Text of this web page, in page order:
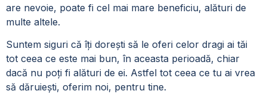
are nevoie, poate fi cel mai mare beneficiu, alături de
multe altele.
Suntem siguri că îți dorești să le oferi celor dragi ai tăi
tot ceea ce este mai bun, în aceasta perioadă, chiar
dacă nu poți fi alături de ei. Astfel tot ceea ce tu ai vrea
să dăruiești, oferim noi, pentru tine.